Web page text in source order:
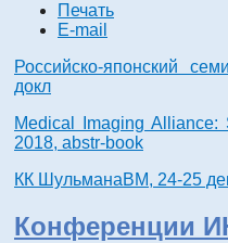
Печать
E-mail
Российско-японский
докл
Medical Imaging
2018, abstr-book
КК ШульманаВМ, 24-25
Конференции